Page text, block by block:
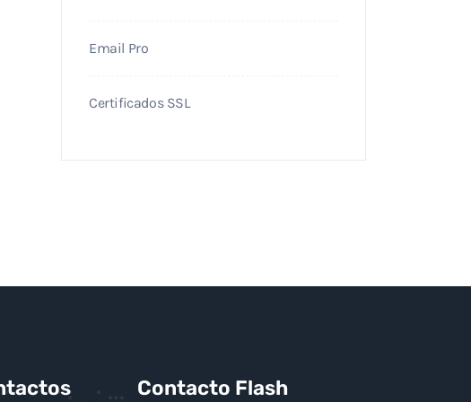
Email Pro
Certificados SSL
Contacto Flash